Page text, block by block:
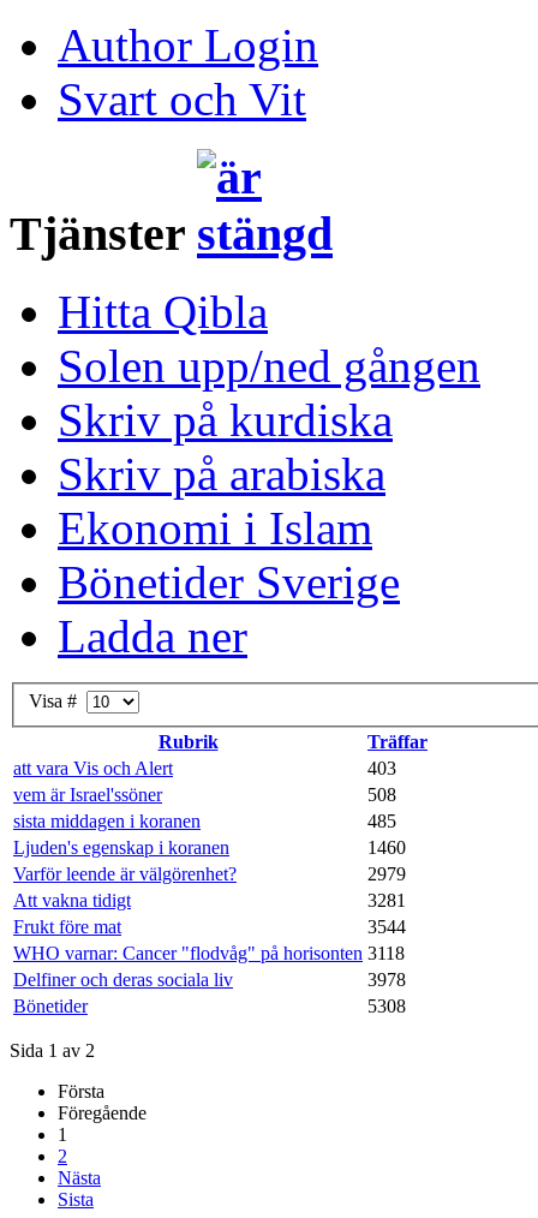
Author Login
Svart och Vit
Tjänster
Hitta Qibla
Solen upp/ned gången
Skriv på kurdiska
Skriv på arabiska
Ekonomi i Islam
Bönetider Sverige
Ladda ner
Visa #
Rubrik
Träffar
att vara Vis och Alert
403
vem är Israel'ssöner
508
sista middagen i koranen
485
Ljuden's egenskap i koranen
1460
Varför leende är välgörenhet?
2979
Att vakna tidigt
3281
Frukt före mat
3544
WHO varnar: Cancer "flodvåg" på horisonten 3118
Delfiner och deras sociala liv
3978
Bönetider
5308
Sida 1 av 2
Första
Föregående
1
2
Nästa
Sista